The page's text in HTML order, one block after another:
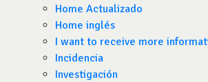
Home Actualizado
Home inglés
I want to receive more
Incidencia
Investigación